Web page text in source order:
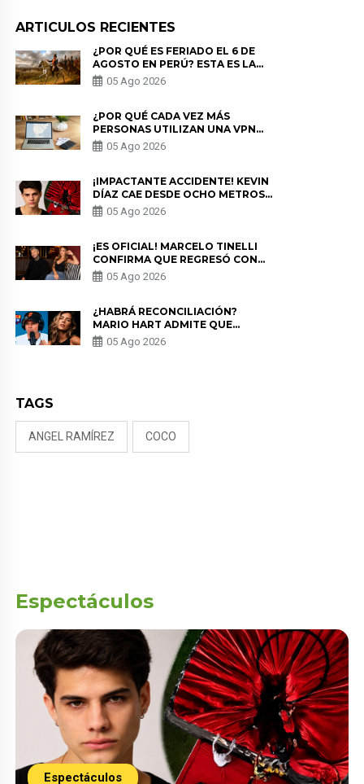
ARTICULOS RECIENTES
¿POR QUÉ ES FERIADO EL 6 DE
AGOSTO EN PERÚ? ESTA ES LA
HISTORIA
05 Ago 2026
¿POR QUÉ CADA VEZ MÁS
PERSONAS UTILIZAN UNA VPN
PARA PROTEGER SU
PRIVACIDAD?
05 Ago 2026
¡IMPACTANTE ACCIDENTE! KEVIN
DÍAZ CAE DESDE OCHO METROS
EN “ESTO ES GUERRA” Y GENERA
PREOCUPACIÓN
05 Ago 2026
¡ES OFICIAL! MARCELO TINELLI
CONFIRMA QUE REGRESÓ CON
MILETT FIGUEROA: “EL AMOR
PUDO MÁS”
05 Ago 2026
¿HABRÁ RECONCILIACIÓN?
MARIO HART ADMITE QUE
PODRÍA VOLVER CON KORINA
RIVADENEIRA: “NO LE CERRARÍA
05 Ago 2026
TAGS
ANGEL RAMÍREZ COCO
Espectáculos
Espectáculos